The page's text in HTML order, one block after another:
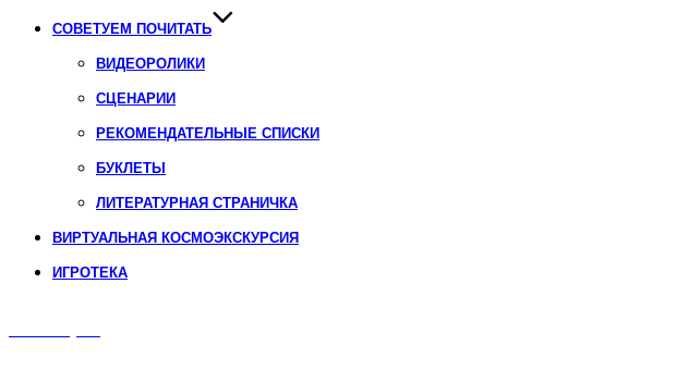
СОВЕТУЕМ ПОЧИТАТЬ
ВИДЕОРОЛИКИ
СЦЕНАРИИ
РЕКОМЕНДАТЕЛЬНЫЕ СПИСКИ
БУКЛЕТЫ
ЛИТЕРАТУРНАЯ СТРАНИЧКА
ВИРТУАЛЬНАЯ КОСМОЭКСКУРСИЯ
ИГРОТЕКА